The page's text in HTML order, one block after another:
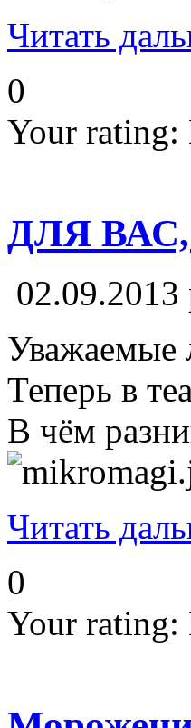
Читать
0
Your rating:
ДЛЯ
02.09.2013
Уважаемые
Теперь в
В чём
Читать
0
Your rating: